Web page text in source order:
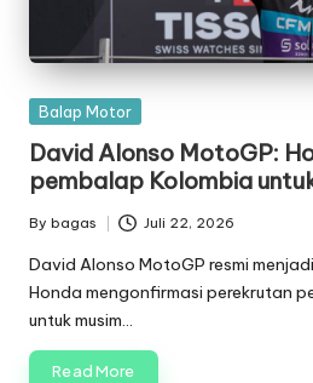
Posted
Balap Motor
David Alonso MotoGP:
pembalap Kolombia
Posted
by
By bagas Juli 22, 2026
David Alonso MotoGP resmi
Honda mengonfirmasi perekrutan
untuk musim…
Read More